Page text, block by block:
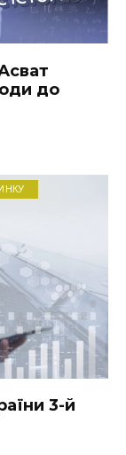
до
3-й